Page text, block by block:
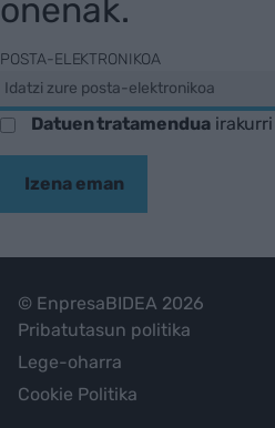
onenak.
POSTA-ELEKTRONIKOA
Datuen tratamenduairakurri
Izena eman
© EnpresaBIDEA 2026
Pribatutasun politika
Lege-oharra
Cookie Politika